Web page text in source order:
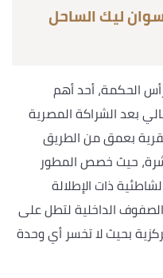
ليك الساحل
الحكمة، أحد أهم
بعد الشراكة المصرية
بعمق من الطريق
حيث خصص المطور
ذات الإطلالة
الداخلية لتطل على
بحيث لا تخسر أي وحدة